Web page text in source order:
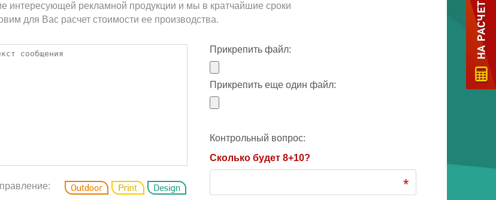
интересующей рекламной продукции и мы в кратчайшие сроки
для Вас расчет стоимости ее производства.
Прикрепить файл:
Прикрепить еще один файл:
Контрольный вопрос:
Сколько будет 8+10?
*